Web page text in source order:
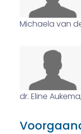
Michaela van
dr. Eline